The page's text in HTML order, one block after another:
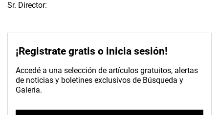
Sr. Director:
¡Registrate gratis o inicia sesión!
Accedé a una selección de artículos gratuitos, alertas
de noticias y boletines exclusivos de Búsqueda y
Galería.